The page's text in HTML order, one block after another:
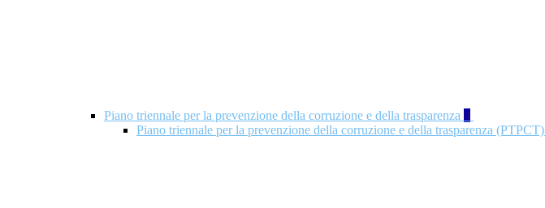
Piano triennale per la prevenzione della corruzione e della trasparenza 4
Piano triennale per la prevenzione della corruzione e della trasparenza (PTPCT)